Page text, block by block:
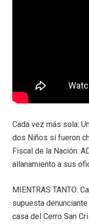
Cada vez más sola:
dos Niños sí fueron
Fiscal de la Nación.
allanamiento a sus
MIENTRAS TANTO:
supuesta
casa del Cerro San